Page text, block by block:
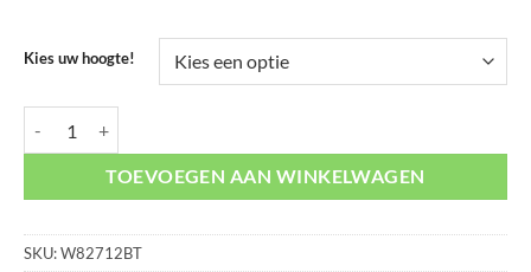
Kies uw hoogte!
TOEVOEGEN AAN WINKELWAGEN
SKU:W82712BT